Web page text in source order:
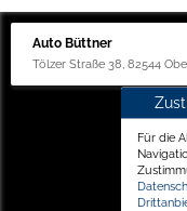
Auto Büttner
Tölzer Straße 38, 82544
Für die